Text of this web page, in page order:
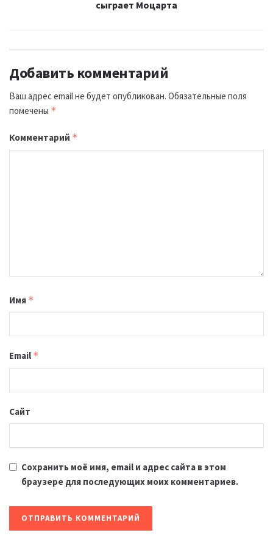
сыграет Моцарта
Добавить комментарий
Ваш адрес email не будет опубликован. Обязательные поля
помечены *
Комментарий *
Имя *
Email *
Сайт
Сохранить моё имя, email и адрес сайта в этом
браузере для последующих моих комментариев.